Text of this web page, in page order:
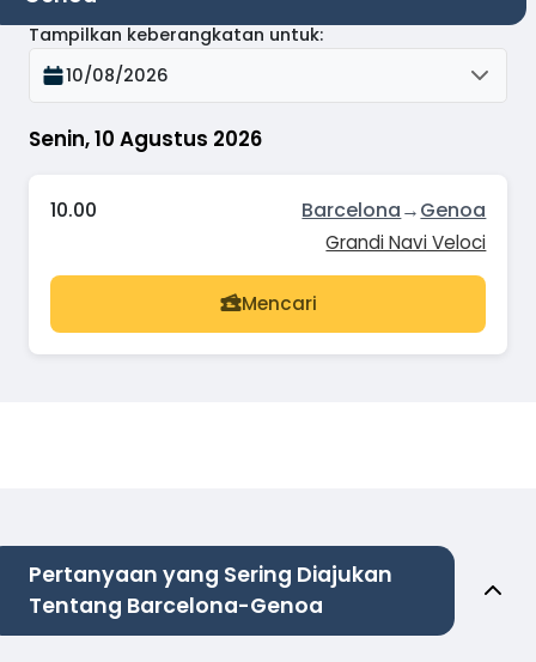
Senin, 10 Agustus 2026
Tampilkan keberangkatan untuk:
10/08/2026
10.00 Barcelona→Genoa
Grandi Navi Veloci
Mencari
Pertanyaan yang Sering Diajukan
Tentang Barcelona-Genoa